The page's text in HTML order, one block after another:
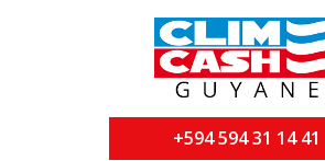
+594 594 31 14 41